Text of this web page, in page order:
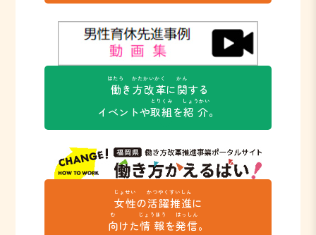
働
はたら
き方
かた
改革
かいかく
に関
かん
する
イベントや取組
とりくみ
を紹介
しょうかい
。
女性
じょせい
の活躍
かつやく
推進
すいしん
に
向
む
けた情報
じょうほう
を発信
はっしん
。